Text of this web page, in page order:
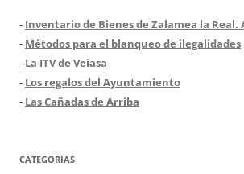
- Inventario de Bienes de Zalamea la Real.
- Métodos para el blanqueo de ilegalidades
- La ITV de Veiasa
- Los regalos del Ayuntamiento
- Las Cañadas de Arriba
CATEGORIAS